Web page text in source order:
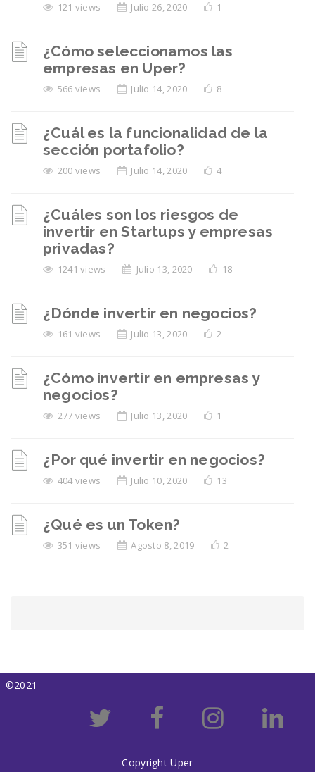
121 views Julio 26, 2020 1
¿Cómo seleccionamos las
empresas en Uper?
566 views Julio 14, 2020 8
¿Cuál es la funcionalidad de la
sección portafolio?
200 views Julio 14, 2020 4
¿Cuáles son los riesgos de
invertir en Startups y empresas
privadas?
1241 views Julio 13, 2020 18
¿Dónde invertir en negocios?
161 views Julio 13, 2020 2
¿Cómo invertir en empresas y
negocios?
277 views Julio 13, 2020 1
¿Por qué invertir en negocios?
404 views Julio 10, 2020 13
¿Qué es un Token?
351 views Agosto 8, 2019 2
©2021
Copyright Uper